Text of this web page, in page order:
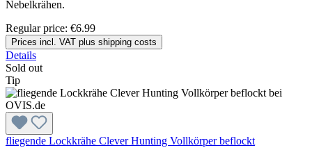
Nebelkrähen.
Regular price: €6.99
Prices incl. VAT plus shipping costs
Details
Sold out
Tip
fliegende Lockkrähe Clever Hunting Vollkörper beflockt